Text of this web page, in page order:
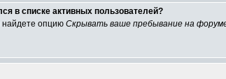
в списке активных пользователей?
найдете опцию Скрывать ваше пребывание на